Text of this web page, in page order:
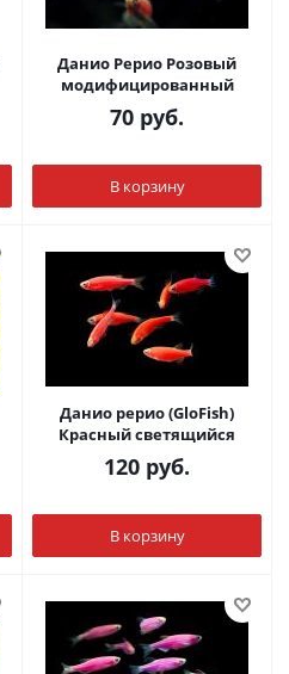
Данио Рерио Розовый
модифицированный
70 руб.
В корзину
Данио рерио (GloFish)
Красный светящийся
120 руб.
В корзину